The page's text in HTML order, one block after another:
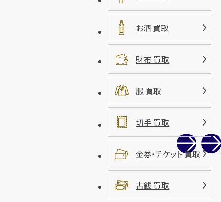
お酒 買取
財布 買取
服 買取
切手 買取
金券・チケット 買取
古銭 買取